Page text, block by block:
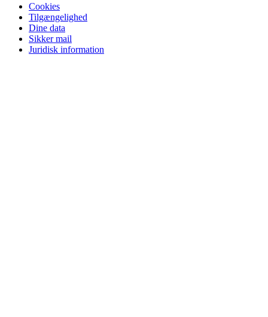
Cookies
Tilgængelighed
Dine data
Sikker mail
Juridisk information